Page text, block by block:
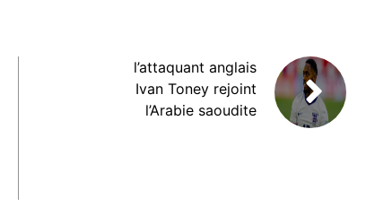
l’attaquant anglais
Ivan Toney rejoint
l’Arabie saoudite